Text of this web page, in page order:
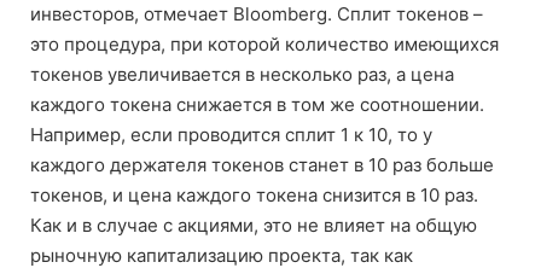
инвесторов, отмечает Bloomberg. Сплит токенов –
это процедура, при которой количество имеющихся
токенов увеличивается в несколько раз, а цена
каждого токена снижается в том же соотношении.
Например, если проводится сплит 1 к 10, то у
каждого держателя токенов станет в 10 раз больше
токенов, и цена каждого токена снизится в 10 раз.
Как и в случае с акциями, это не влияет на общую
рыночную капитализацию проекта, так как